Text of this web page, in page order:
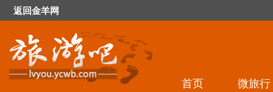
返回金羊网
首页 微旅行